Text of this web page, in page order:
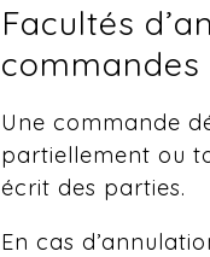
Facultés
commandes
Une commande
partiellement ou
écrit des parties.
En cas